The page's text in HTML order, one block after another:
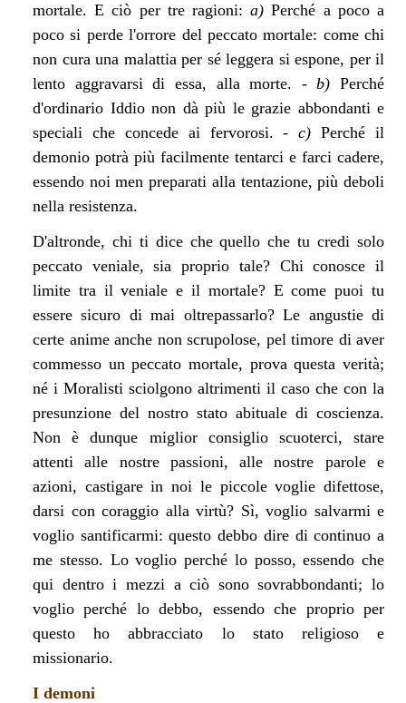
mortale. E ciò per tre ragioni:a) Perché a poco a
poco si perde l'orrore del peccato mortale: come chi
non cura una malattia per sé leggera si espone, per il
lento aggravarsi di essa, alla morte. -b) Perché
d'ordinario Iddio non dà più le grazie abbondanti e
speciali che concede ai fervorosi. -c) Perché il
demonio potrà più facilmente tentarci e farci cadere,
essendo noi men preparati alla tentazione, più deboli
nella resistenza.
D'altronde, chi ti dice che quello che tu credi solo
peccato veniale, sia proprio tale? Chi conosce il
limite tra il veniale e il mortale? E come puoi tu
essere sicuro di mai oltrepassarlo? Le angustie di
certe anime anche non scrupolose, pel timore di aver
commesso un peccato mortale, prova questa verità;
né i Moralisti sciolgono altrimenti il caso che con la
presunzione del nostro stato abituale di coscienza.
Non è dunque miglior consiglio scuoterci, stare
attenti alle nostre passioni, alle nostre parole e
azioni, castigare in noi le piccole voglie difettose,
darsi con coraggio alla virtù? Sì, voglio salvarmi e
voglio santificarmi: questo debbo dire di continuo a
me stesso. Lo voglio perché lo posso, essendo che
qui dentro i mezzi a ciò sono sovrabbondanti; lo
voglio perché lo debbo, essendo che proprio per
questo ho abbracciato lo stato religioso e
missionario.
I demoni